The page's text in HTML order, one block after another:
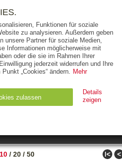
REIHE ZUM THEMA
10 / 20 / 50 ǀ< <
Funktionen für soziale
zu analysieren. Außerdem geben
unsere Partner für soziale Medien,
Informationen möglicherweise mit
oder die sie im Rahmen Ihrer
jederzeit widerrufen und Ihre
„Cookies“ ändern. Mehr
zulassen
Details
zeigen
Ablauf
Typ
verwendet HTTP